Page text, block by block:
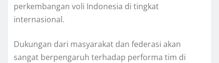
perkembangan voli Indonesia di tingkat
internasional.
Dukungan dari masyarakat dan federasi akan
sangat berpengaruh terhadap performa tim di